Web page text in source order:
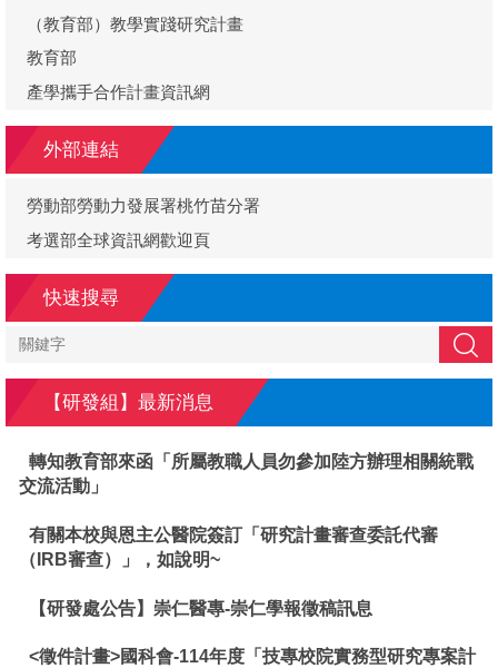
（教育部）教學實踐研究計畫
教育部
產學攜手合作計畫資訊網
外部連結
勞動部勞動力發展署桃竹苗分署
考選部全球資訊網歡迎頁
快速搜尋
搜尋
【研發組】最新消息
轉知教育部來函「所屬教職人員勿參加陸方辦理相關統戰
交流活動」
有關本校與恩主公醫院簽訂「研究計畫審查委託代審
（IRB審查）」，如說明~
【研發處公告】崇仁醫專-崇仁學報徵稿訊息
<徵件計畫>國科會-114年度「技專校院實務型研究專案計